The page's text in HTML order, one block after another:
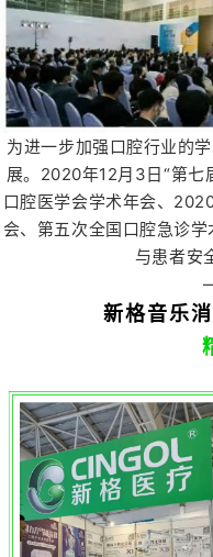
为进一步加强口腔行业的
展。2020年12月3日“第七
口腔医学会学术年会、
会、第五次全国口腔急诊
与患者安
新格音乐